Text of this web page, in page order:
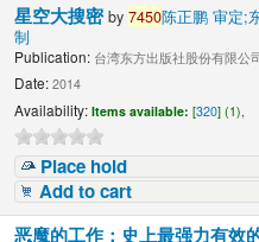
星空大搜密by7450陈正鹏 审定;
制
Publication: 台湾东方出版社股份有限公
Date: 2014
Availability: Items available: [320] (1),
Place hold
Add to cart
恶魔的工作：史上最强力有效